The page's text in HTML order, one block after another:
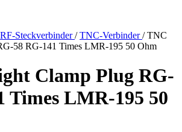
RF-Steckverbinder/ TNC-Verbinder/ TNC
58 RG-141 Times LMR-195 50 Ohm
Clamp Plug RG-
Times LMR-195 50